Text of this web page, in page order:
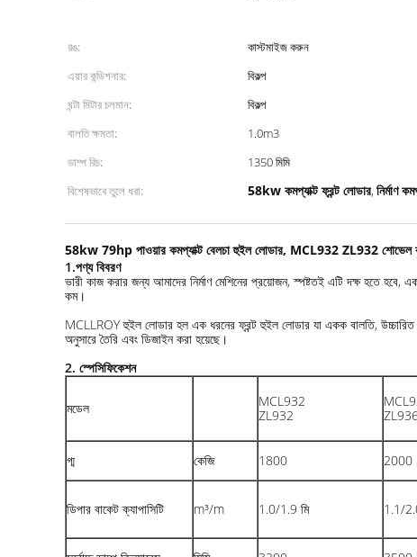
রঙ:
কাস্টমাইজ করুন
এয়ার কন্ডিশনার:
বিকল্প
ঘন্টা মিটার চলমান:
বিকল্প
বালতি ক্ষমতা:
1.0m3
ডাম্প রিচ:
1350 মিমি
বিশেষভাবে তুলে ধরা:
58kw কমপ্যাক্ট ফ্রন্ট লোডার, নির্মাণ
58kw 79hp পাওয়ার কমপ্যাক্ট বেলচা হুইল লোডার, MCL932 ZL932 শোভেল
1.পণ্য বিবরণ
ভারী কাজ করার জন্য আমাদের নির্মাণ মেশিনের প্রয়োজন, স্পষ্টতই এটি দক্ষ হতে
কম।
MCLLROY হুইল লোডার হল এক ধরনের ফ্রন্ট হুইল লোডার যা একক বালতি, উচ্চারিত
অনুসারে তৈরি এবং ডিজাইন করা হয়েছে।
2. স্পেসিফিকেশন
মডেল
MCL932
ZL932
গ্ম কেজি 1800 2000
ডিপার বাকেট ক্যাপাসিটি m³/m 1.0/1.9 ​​মি 1.1/